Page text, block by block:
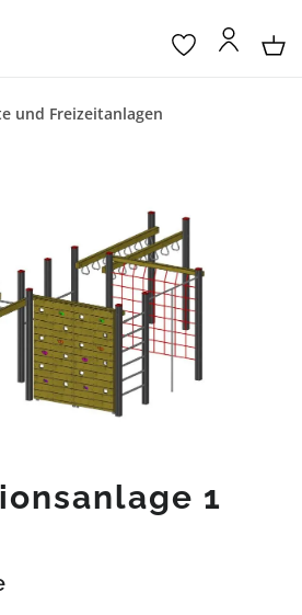
und Freizeitanlagen
1